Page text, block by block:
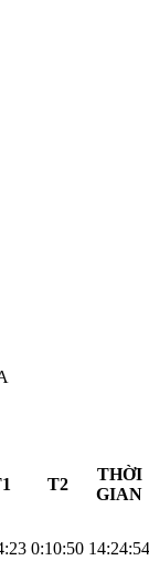
T2
THỜI
GIAN
0:10:50 14:24:54